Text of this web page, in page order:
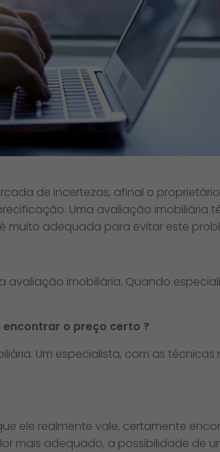
de incertezas, afinal o
Uma avaliação imobiliária
muito adequada para evitar este
imobiliária. Quando
o preço certo ?​
Um especialista, com as técnicas
ele realmente vale, certamente
mais adequado, a possibilidade de